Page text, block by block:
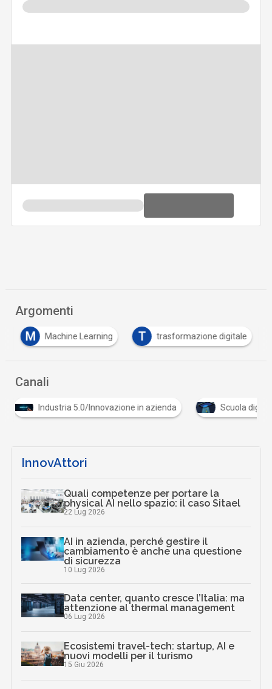
Argomenti
M Machine Learning T trasformazione digitale
Canali
Industria 5.0/Innovazione in azienda Scuola digitale
InnovAttori
Quali competenze per portare la
physical AI nello spazio: il caso Sitael
22 Lug 2026
AI in azienda, perché gestire il
cambiamento è anche una questione
di sicurezza
10 Lug 2026
Data center, quanto cresce l’Italia: ma
attenzione al thermal management
06 Lug 2026
Ecosistemi travel-tech: startup, AI e
nuovi modelli per il turismo
15 Giu 2026